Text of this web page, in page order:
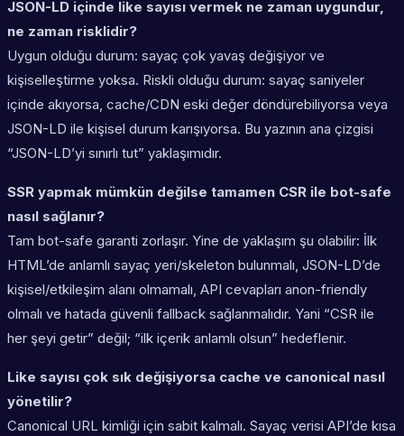
JSON-LD içinde like sayısı vermek ne zaman uygundur,
ne zaman risklidir?
Uygun olduğu durum: sayaç çok yavaş değişiyor ve
kişiselleştirme yoksa. Riskli olduğu durum: sayaç saniyeler
içinde akıyorsa, cache/CDN eski değer döndürebiliyorsa veya
JSON-LD ile kişisel durum karışıyorsa. Bu yazının ana çizgisi
“JSON-LD’yi sınırlı tut” yaklaşımıdır.
SSR yapmak mümkün değilse tamamen CSR ile bot-safe
nasıl sağlanır?
Tam bot-safe garanti zorlaşır. Yine de yaklaşım şu olabilir: İlk
HTML’de anlamlı sayaç yeri/skeleton bulunmalı, JSON-LD’de
kişisel/etkileşim alanı olmamalı, API cevapları anon-friendly
olmalı ve hatada güvenli fallback sağlanmalıdır. Yani “CSR ile
her şeyi getir” değil; “ilk içerik anlamlı olsun” hedeflenir.
Like sayısı çok sık değişiyorsa cache ve canonical nasıl
yönetilir?
Canonical URL kimliği için sabit kalmalı. Sayaç verisi API’de kısa